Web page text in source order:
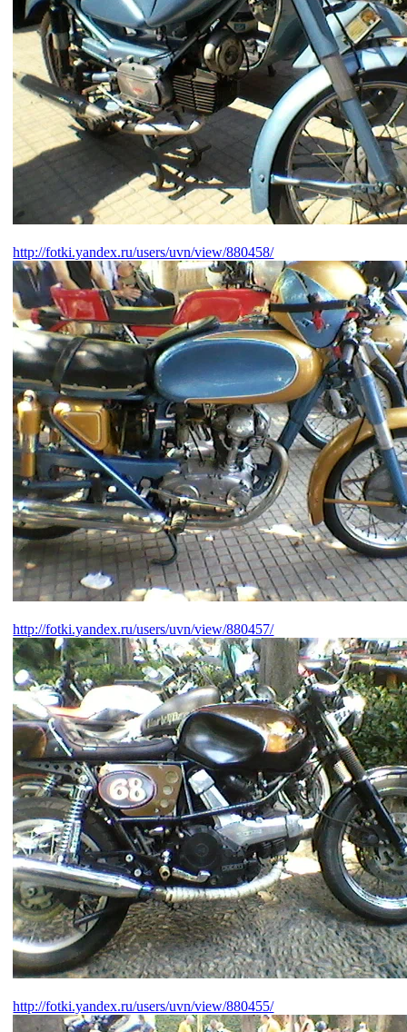
http://fotki.yandex.ru/users/uvn/view/880458/
http://fotki.yandex.ru/users/uvn/view/880457/
http://fotki.yandex.ru/users/uvn/view/880455/